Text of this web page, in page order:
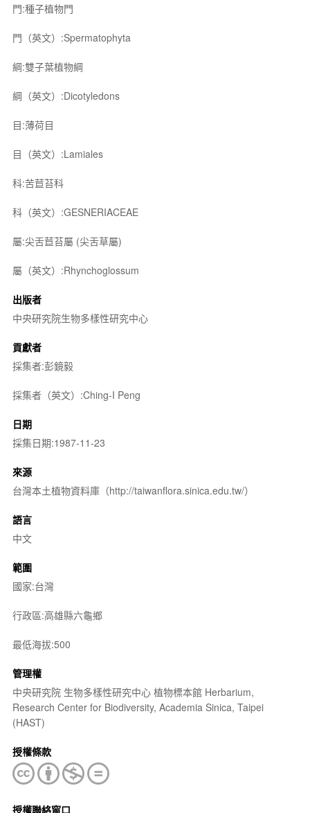
門:種子植物門
門（英文）:Spermatophyta
綱:雙子葉植物綱
綱（英文）:Dicotyledons
目:薄荷目
目（英文）:Lamiales
科:苦苣苔科
科（英文）:GESNERIACEAE
屬:尖舌苣苔屬 (尖舌草屬)
屬（英文）:Rhynchoglossum
出版者
中央研究院生物多樣性研究中心
貢獻者
採集者:彭鏡毅
採集者（英文）:Ching-I Peng
日期
採集日期:1987-11-23
來源
台灣本土植物資料庫（http://taiwanflora.sinica.edu.tw/）
語言
中文
範圍
國家:台灣
行政區:高雄縣六龜鄉
最低海拔:500
管理權
中央研究院 生物多樣性研究中心 植物標本館 Herbarium,
Research Center for Biodiversity, Academia Sinica, Taipei
(HAST)
授權條款
授權聯絡窗口